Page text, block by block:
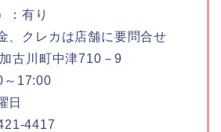
：有り
、クレカは店舗に要問合せ
古川町中津710－9
～17:00
日
4417